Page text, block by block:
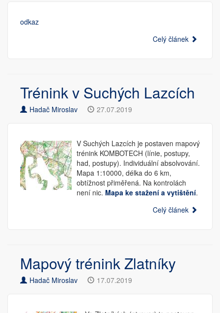
odkaz
Celý článek
Trénink v Suchých Lazcích
Hadač Miroslav 27.07.2019
V Suchých Lazcích je postaven mapový
trénink KOMBOTECH (línie, postupy,
had, postupy). Individuální absolvování.
Mapa 1:10000, délka do 6 km,
obtížnost přiměřená. Na kontrolách
není nic. Mapa ke stažení a vytištění.
Celý článek
Mapový trénink Zlatníky
Hadač Miroslav 17.07.2019